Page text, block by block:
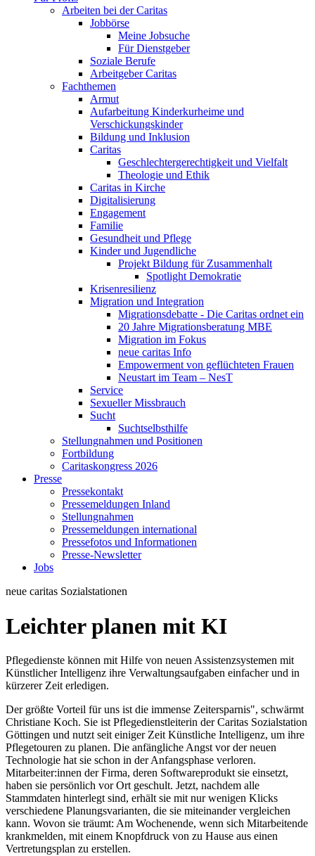
Arbeiten bei der Caritas
Jobbörse
Meine Jobsuche
Für Dienstgeber
Soziale Berufe
Arbeitgeber Caritas
Fachthemen
Armut
Aufarbeitung Kinderkurheime und
Verschickungskinder
Bildung und Inklusion
Caritas
Geschlechtergerechtigkeit und Vielfalt
Theologie und Ethik
Caritas in Kirche
Digitalisierung
Engagement
Familie
Gesundheit und Pflege
Kinder und Jugendliche
Projekt Bildung für Zusammenhalt
Spotlight Demokratie
Krisenresilienz
Migration und Integration
Migrationsdebatte - Die Caritas ordnet ein
20 Jahre Migrationsberatung MBE
Migration im Fokus
neue caritas Info
Empowerment von geflüchteten Frauen
Neustart im Team – NesT
Service
Sexueller Missbrauch
Sucht
Suchtselbsthilfe
Stellungnahmen und Positionen
Fortbildung
Caritaskongress 2026
Presse
Pressekontakt
Pressemeldungen Inland
Stellungnahmen
Pressemeldungen international
Pressefotos und Informationen
Presse-Newsletter
Jobs
neue caritas Sozialstationen
Leichter planen mit KI
Pflegedienste können mit Hilfe von neuen Assistenzsystemen mit
Künstlicher Intelligenz ihre Verwaltungsaufgaben einfacher und in
kürzerer Zeit erledigen.
Der größte Vorteil für uns ist die immense Zeitersparnis", schwärmt
Christiane Koch. Sie ist Pflegedienstleiterin der Caritas Sozialstation
Göttingen und nutzt seit einiger Zeit Künstliche Intelligenz, um ihre
Pflegetouren zu planen. Die anfängliche Angst vor der neuen
Technologie hat sie schon in der Anfangsphase verloren.
Mitarbeiter:innen der Firma, deren Softwareprodukt sie einsetzt,
haben sie persönlich vor Ort geschult. Jetzt, nachdem alle
Stammdaten hinterlegt sind, erhält sie mit nur wenigen Klicks
verschiedene Planungsvarianten, die sie miteinander vergleichen
kann. Wovon sie träumt: Am Wochenende, wenn sich Mitarbeitende
krankmelden, mit einem Knopfdruck von zu Hause aus einen
Vertretungsplan zu erstellen.